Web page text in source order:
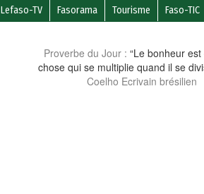
Lefaso-TV Fasorama Tourisme Faso-TIC
Proverbe du Jour : “Le bonheur
chose qui se multiplie quand il se
Coelho Ecrivain brésilien